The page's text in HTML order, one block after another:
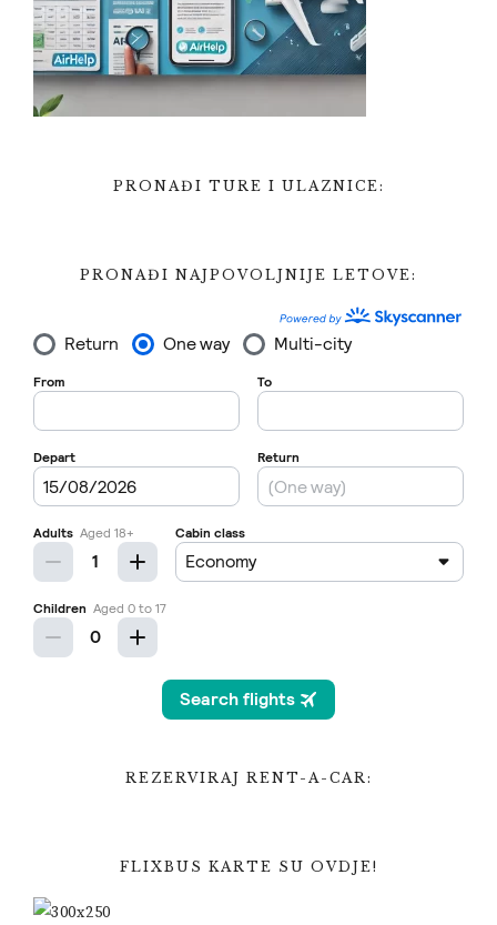
PRONAĐI TURE I ULAZNICE:
PRONAĐI NAJPOVOLJNIJE LETOVE:
REZERVIRAJ RENT-A-CAR:
FLIXBUS KARTE SU OVDJE!